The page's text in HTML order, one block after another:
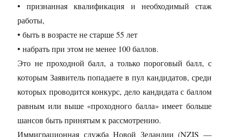
• признанная квалификация и необходимый стаж
работы,
• быть в возрасте не старше 55 лет
• набрать при этом не менее 100 баллов.
Это не проходной балл, а только пороговый балл, с
которым Заявитель попадаете в пул кандидатов, среди
которых проводится конкурс, дело кандидата с баллом
равным или выше «проходного балла» имеет больше
шансов быть принятым к рассмотрению.
Иммиграционная служба Новой Зеландии (NZIS —